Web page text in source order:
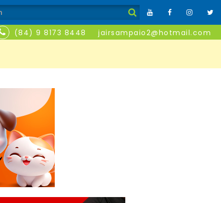
(84) 9 8173 8448 jairsampaio2@hotmail.com